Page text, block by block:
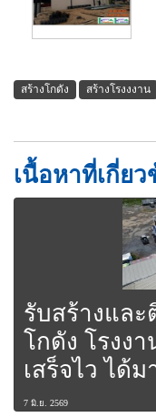
สร้างโกดัง สร้างโรงงงาน
เนื้อหาที่เกี่ยว
รับสร้างและ
โกดัง โรงง
เสร็จไว ได้
7 มิ.ย. 2569